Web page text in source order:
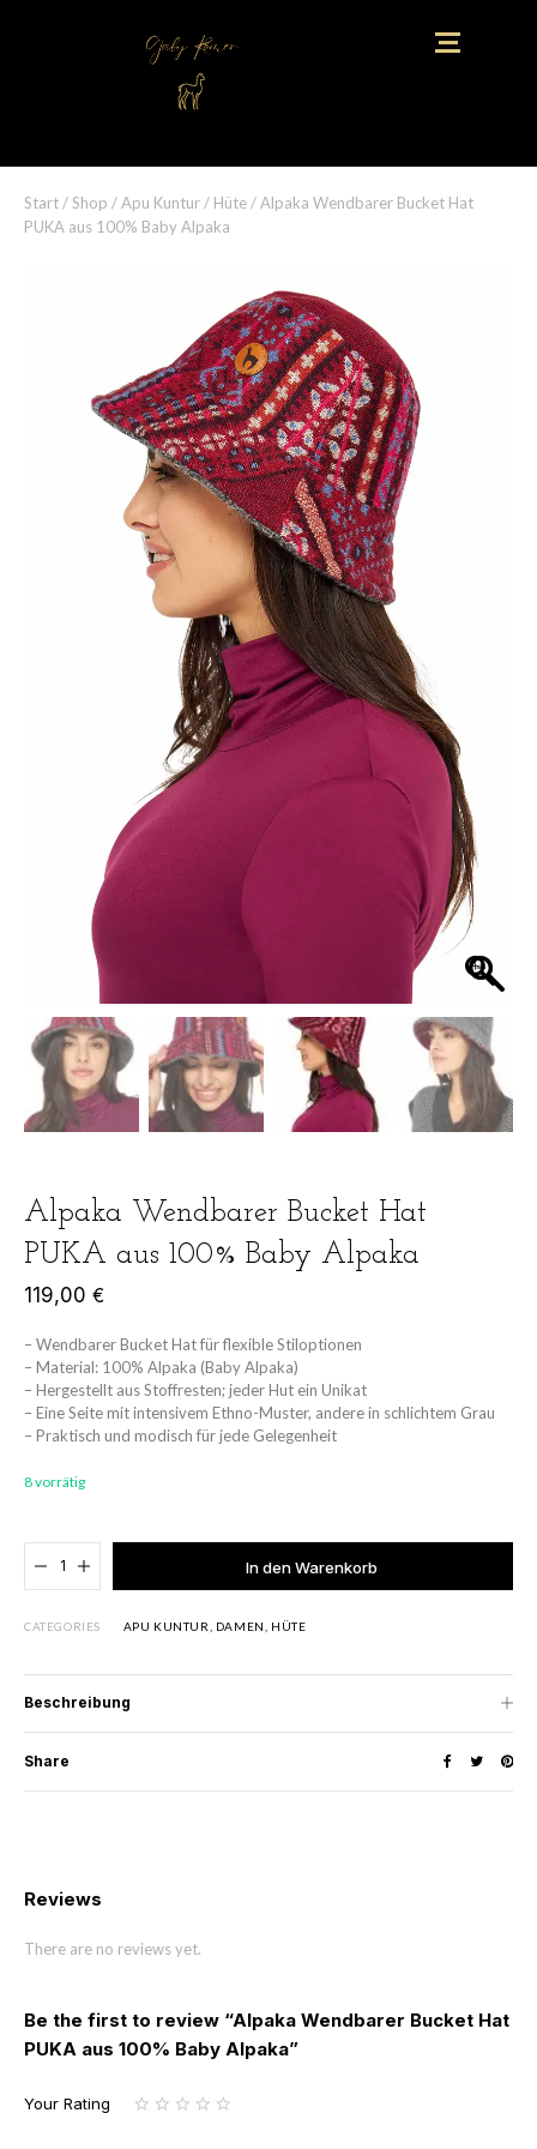
Start/Shop /Apu Kuntur/ Hüte/ Alpaka Wendbarer Bucket Hat
PUKA aus 100% Baby Alpaka
Alpaka Wendbarer Bucket Hat
PUKA aus 100% Baby Alpaka
119,00 €
– Wendbarer Bucket Hat für flexible Stiloptionen
– Material: 100% Alpaka (Baby Alpaka)
– Hergestellt aus Stoffresten; jeder Hut ein Unikat
– Eine Seite mit intensivem Ethno-Muster, andere in schlichtem Grau
– Praktisch und modisch für jede Gelegenheit
8 vorrätig
In den Warenkorb
Added to cart
CATEGORIES APU KUNTUR DAMEN HÜTE
Beschreibung
Share
Reviews
There are no reviews yet.
Be the first to review “Alpaka Wendbarer Bucket Hat
PUKA aus 100% Baby Alpaka”
Your Rating